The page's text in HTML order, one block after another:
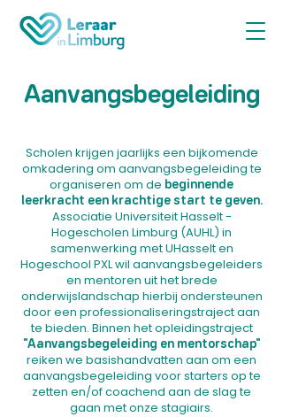
Aanvangsbegeleiding
Scholen krijgen jaarlijks een bijkomende
omkadering om aanvangsbegeleiding te
organiseren om de beginnende
leerkracht een krachtige start te geven.
Associatie Universiteit Hasselt -
Hogescholen Limburg (AUHL) in
samenwerking met UHasselt en
Hogeschool PXL wil aanvangsbegeleiders
en mentoren uit het brede
onderwijslandschap hierbij ondersteunen
door een professionaliseringstraject aan
te bieden. Binnen het opleidingstraject
"Aanvangsbegeleiding en mentorschap"
reiken we basishandvatten aan om een
aanvangsbegeleiding voor starters op te
zetten en/of coachend aan de slag te
gaan met onze stagiairs.